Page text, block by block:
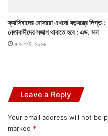
ফ্যাসিবাদের দোসররা এখনো ষড়যন্ত্রে লিপ্ত :
নেতাকর্মীদের সজাগ থাকতে হবে : এড. মনা
৭ আগস্ট, ২০২৬
Leave a Reply
Your email address will not be
marked *